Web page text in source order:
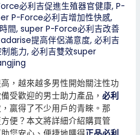
必利吉促進生殖器官健康,P-
P-Force必利吉增加性快感,
間,super P-Force必利吉改善
提高伴侶滿意度,必利吉
能力,必利吉雙效super
，越來越多男性開始關注性功
受歡迎的男士助力產品，必利
贏得了不少用戶的青睞。那
便？本文將詳細介紹購買管